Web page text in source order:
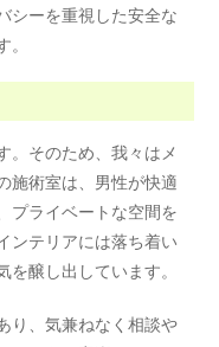
シーを重視した安全な
。そのため、我々はメ
施術室は、男性が快適
プライベートな空間を
ンテリアには落ち着い
醸し出しています。
り、気兼ねなく相談や